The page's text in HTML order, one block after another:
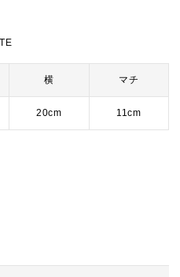
横 マチ
20cm 11cm